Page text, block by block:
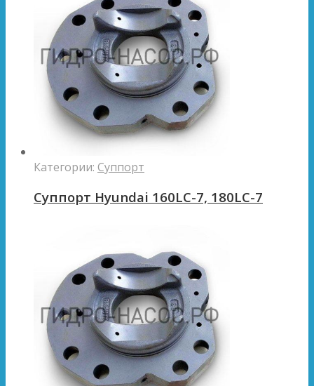
Категории: Суппорт
Суппорт Hyundai 160LC-7, 180LC-7